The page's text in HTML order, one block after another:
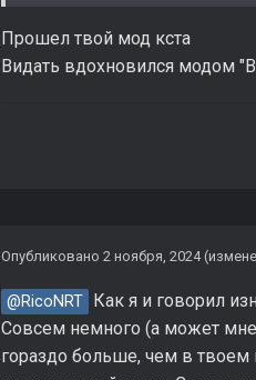
Прошел твой мод кста
Видать вдохновился модом
Опубликовано 2 ноября, 2024
@RicoNRT
Как я и говорил
Совсем немного (а может мне
гораздо больше, чем в